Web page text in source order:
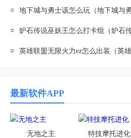
○
○
○
最新软件APP
无地之主
特技摩托进化